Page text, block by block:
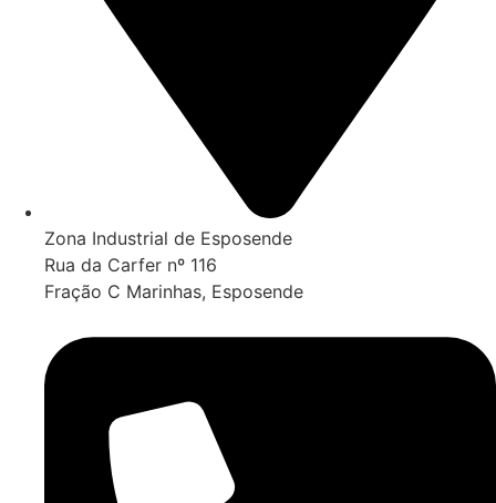
Zona Industrial de Esposende
Rua da Carfer nº 116
Fração C Marinhas, Esposende